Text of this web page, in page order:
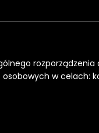
rozporządzenia
w celach: